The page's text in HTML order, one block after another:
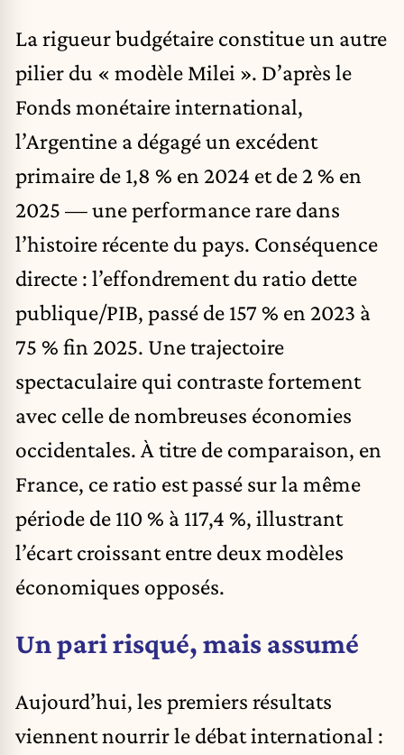
La rigueur budgétaire constitue un autre
pilier du « modèle Milei ». D’après le
Fonds monétaire international,
l’Argentine a dégagé un excédent
primaire de 1,8 % en 2024 et de 2 % en
2025 — une performance rare dans
l’histoire récente du pays. Conséquence
directe : l’effondrement du ratio dette
publique/PIB, passé de 157 % en 2023 à
75 % fin 2025. Une trajectoire
spectaculaire qui contraste fortement
avec celle de nombreuses économies
occidentales. À titre de comparaison, en
France, ce ratio est passé sur la même
période de 110 % à 117,4 %, illustrant
l’écart croissant entre deux modèles
économiques opposés.
Un pari risqué, mais assumé
Aujourd’hui, les premiers résultats
viennent nourrir le débat international :